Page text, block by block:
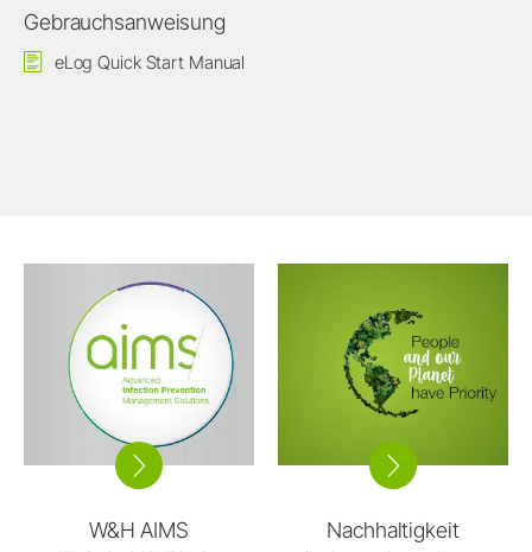
Gebrauchsanweisung
eLog Quick Start Manual
W&H AIMS Nachhaltigkeit